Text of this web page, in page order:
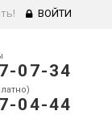
ВОЙТИ
07-34
04-44